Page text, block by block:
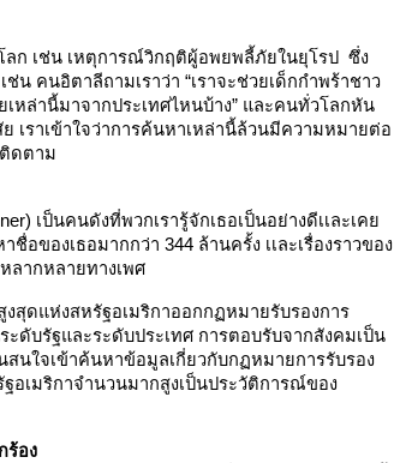
ก เช่น เหตุการณ์วิกฤติผู้อพยพลี้ภัยในยุโรป  ซึ่ง
คนอิตาลีถามเราว่า “เราจะช่วยเด็กกำพร้าชาว
หล่านี้มาจากประเทศไหนบ้าง” และคนทั่วโลกหัน
เราเข้าใจว่าการค้นหาเหล่านี้ล้วนมีความหมายต่อ
ดตาม
เป็นคนดังที่พวกเรารู้จักเธอเป็นอย่างดีเเละเคย
อของเธอมากกว่า 344 ล้านครั้ง เเละเรื่องราวของ
ลากหลายทางเพศ
สุดแห่งสหรัฐอเมริกาออกกฏหมายรับรองการ
ดับรัฐและระดับประเทศ การตอบรับจากสังคมเป็น
ใจเข้าค้นหาข้อมูลเกี่ยวกับกฏหมายการรับรอง
อเมริกาจำนวนมากสูงเป็นประวัติการณ์ของ
ร้อง